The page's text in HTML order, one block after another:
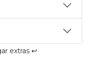
extras ↩️